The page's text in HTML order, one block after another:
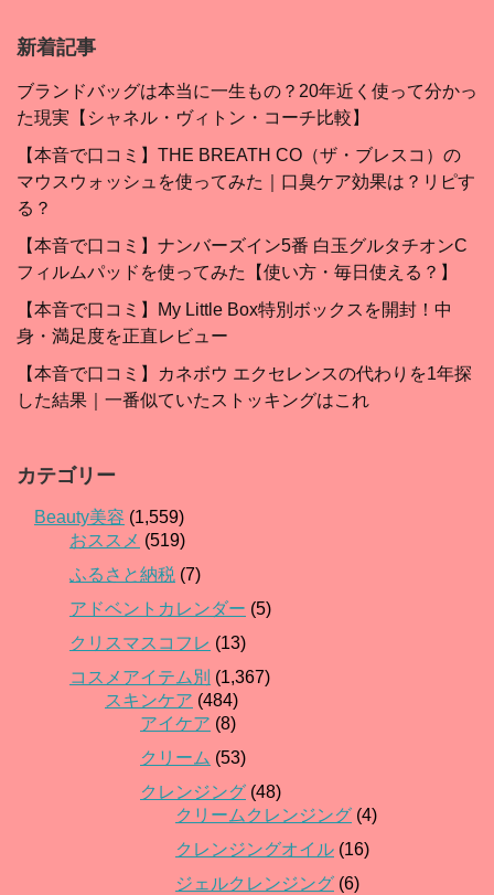
新着記事
ブランドバッグは本当に一生もの？20年近く使って分かっ
た現実【シャネル・ヴィトン・コーチ比較】
【本音で口コミ】THE BREATH CO（ザ・ブレスコ）の
マウスウォッシュを使ってみた｜口臭ケア効果は？リピす
る？
【本音で口コミ】ナンバーズイン5番 白玉グルタチオンC
フィルムパッドを使ってみた【使い方・毎日使える？】
【本音で口コミ】My Little Box特別ボックスを開封！中
身・満足度を正直レビュー
【本音で口コミ】カネボウ エクセレンスの代わりを1年探
した結果｜一番似ていたストッキングはこれ
カテゴリー
Beauty美容 (1,559)
おススメ (519)
ふるさと納税 (7)
アドベントカレンダー (5)
クリスマスコフレ (13)
コスメアイテム別 (1,367)
スキンケア (484)
アイケア (8)
クリーム (53)
クレンジング (48)
クリームクレンジング (4)
クレンジングオイル (16)
ジェルクレンジング (6)